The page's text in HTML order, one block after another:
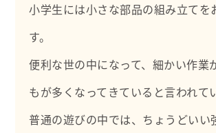
小学生には小さな部品の組み立てを
す。
便利な世の中になって、細かい作業
もが多くなってきていると言われて
普通の遊びの中では、ちょうどいい